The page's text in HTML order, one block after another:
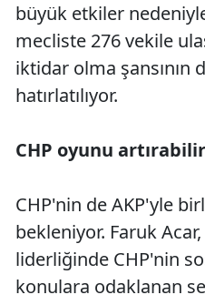
büyük etkiler
mecliste 276 vekile
iktidar olma şansının
hatırlatılıyor.
CHP oyunu artırabilir
CHP'nin de AKP'yle
bekleniyor. Faruk
liderliğinde CHP'nin
konulara odaklanan